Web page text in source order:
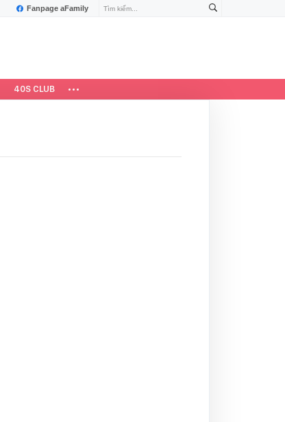
Fanpage aFamily
40S CLUB